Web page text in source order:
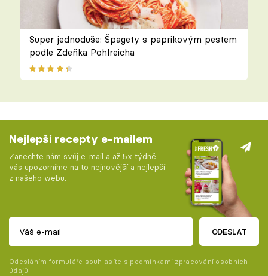
Super jednoduše: Špagety s paprikovým pestem
podle Zdeňka Pohlreicha
Nejlepší recepty e-mailem
Zanechte nám svůj e-mail a až 5x týdně
vás upozorníme na to nejnovější a nejlepší
z našeho webu.
ODESLAT
Odesláním formuláře souhlasíte s podmínkami zpracování osobních
údajů